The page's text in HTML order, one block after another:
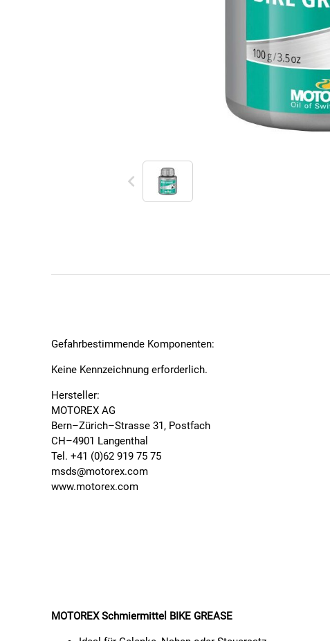
Gefahrbestimmende Komponenten:
Keine Kennzeichnung erforderlich.
Hersteller:
MOTOREX AG
Bern–Zürich–Strasse 31, Postfach
CH–4901 Langenthal
Tel. +41 (0)62 919 75 75
msds@motorex.com
www.motorex.com
MOTOREX Schmiermittel BIKE GREASE